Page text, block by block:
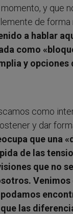
y que
de forma
a hablar
como
y opciones
como
y dar
que una
de las
que no
Venimos
las